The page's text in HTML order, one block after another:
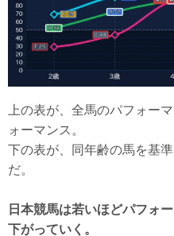
上の表が、全馬のパフォー
ォーマンス。
下の表が、同年齢の馬を基
だ。
日本競馬は若いほどパフォ
下がっていく。